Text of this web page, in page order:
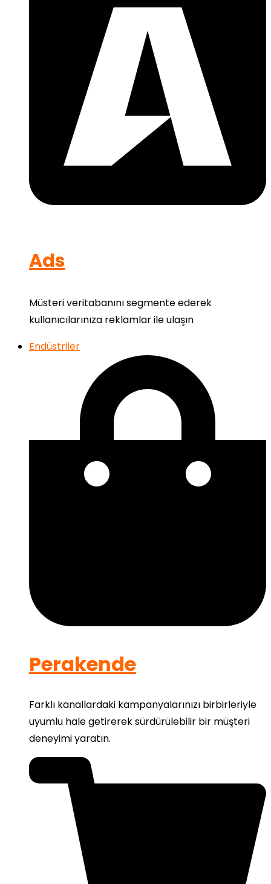
Ads
Müsteri veritabanını segmente ederek
kullanıcılarınıza reklamlar ile ulaşın
Endüstriler
Perakende
Farklı kanallardaki kampanyalarınızı birbirleriyle
uyumlu hale getirerek sürdürülebilir bir müşteri
deneyimi yaratın.